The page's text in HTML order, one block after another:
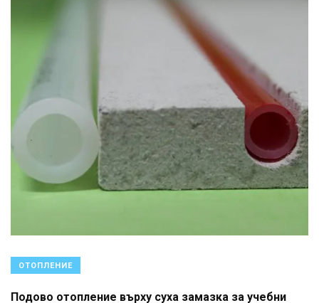
ОТОПЛЕНИЕ
Подово отопление върху суха замазка за учебни